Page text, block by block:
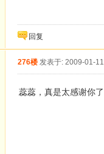
回复
276楼 发表于: 2009-01-11
蕊蕊，真是太感谢你了